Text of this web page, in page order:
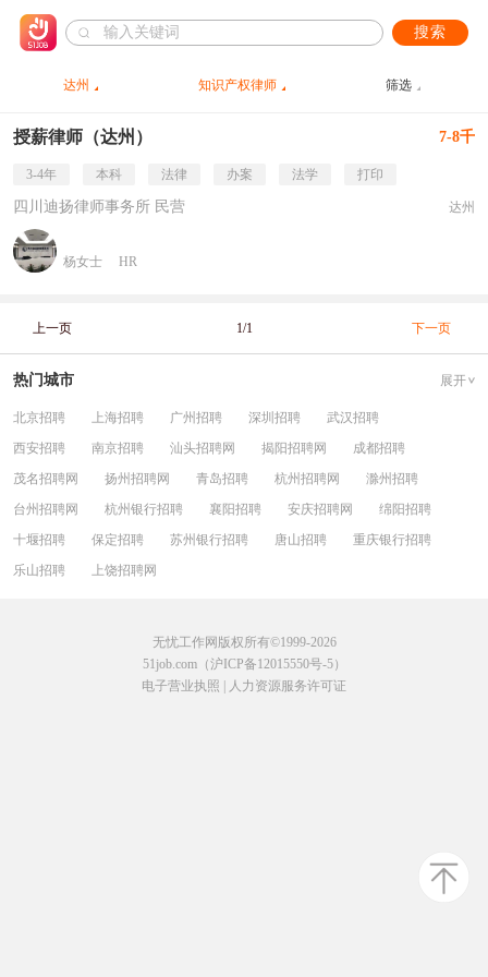
搜索
达州 知识产权律师 筛选
授薪律师（达州） 7-8千
3-4年 本科 法律 办案 法学 打印
四川迪扬律师事务所 民营 达州
杨女士 HR
上一页 1/1 下一页
热门城市 展开
北京招聘 上海招聘 广州招聘 深圳招聘
武汉招聘
西安招聘
南京招聘 汕头招聘网 揭阳招聘网
成都招聘
茂名招聘网
扬州招聘网 青岛招聘 杭州招聘网
滁州招聘
台州招聘网
杭州银行招聘 襄阳招聘 安庆招聘网
绵阳招聘
十堰招聘
保定招聘 苏州银行招聘 唐山招聘
重庆银行招聘
乐山招聘
上饶招聘网
无忧工作网版权所有©1999-2026
51job.com（沪ICP备12015550号-5）
电子营业执照
人力资源服务许可证